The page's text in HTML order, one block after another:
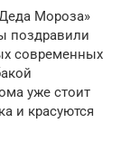
Мороза»
поздравили
современных
уже стоит
и красуются